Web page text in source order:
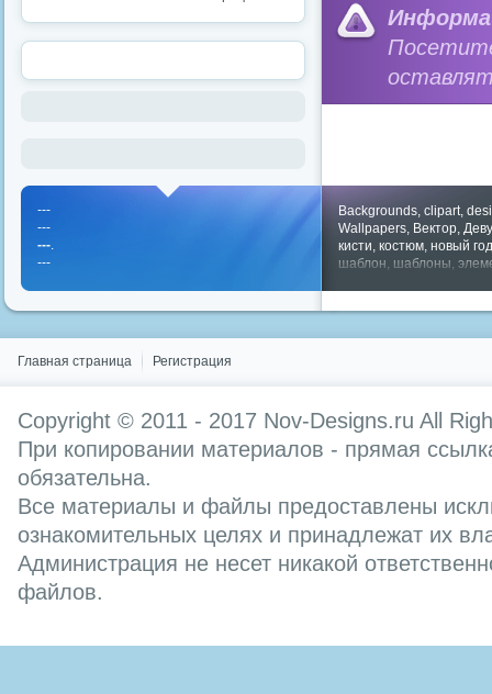
Backgrounds, clipart,
Wallpapers, Вектор,
кисти, костюм, новый год
шаблон, шаблоны,
---
---
---.
---
Главная страница Регистрация
Copyright © 2011 - 2017 Nov-Designs.ru All
При копировании материалов - прямая
обязательна.
Все материалы и файлы предоставлены
ознакомительных целях и принадлежат их
Администрация не несет никакой
файлов.